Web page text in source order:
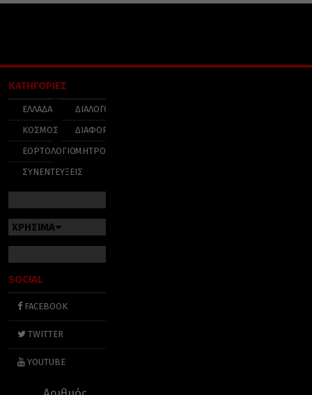
ΚΑΤΗΓΟΡΙΕΣ
ΕΛΛΑΔΑ
ΚΟΣΜΟΣ
ΕΟΡΤΟΛΟΓΙΟ
ΣΥΝΕΝΤΕΥΞΕΙΣ
ΔΙΑΛΟΓΟΣ
ΔΙΑΦΟΡΑ
ΜΗΤΡΟΠΟΛΕΙΣ
ΧΡΗΣΙΜΑ
SOCIAL
FACEBOOK
TWITTER
YOUTUBE